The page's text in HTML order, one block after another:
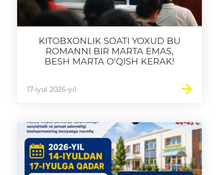
Hujjatlar
KITOBXONLIK SOATI YOXUD BU
ROMANNI BIR MARTA EMAS,
BESH MARTA O'QISH KERAK!
17-iyul 2026-yil